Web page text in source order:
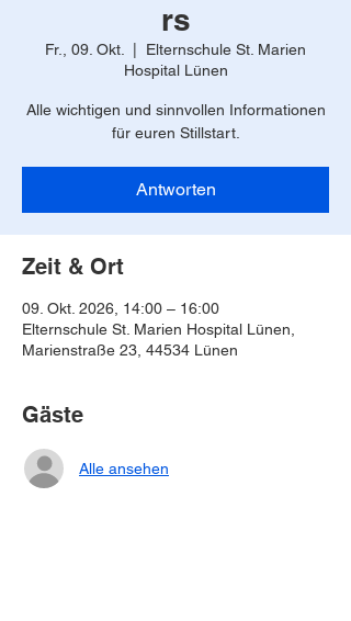
rs
Fr., 09. Okt.
Elternschule St. Marien
Hospital Lünen
Alle wichtigen und sinnvollen Informationen
für euren Stillstart.
Antworten
Zeit & Ort
09. Okt. 2026, 14:00 – 16:00
Elternschule St. Marien Hospital Lünen,
Marienstraße 23, 44534 Lünen
Gäste
Alle ansehen